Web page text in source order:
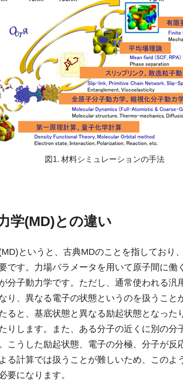
図1. 材料シミュレーションの手法
学(MD)との違い
というと、古典MDのことを指しており
です。力場パラメータを用いて原子間に働
分子動力学です。ただし、通常使われる汎
り、異なる電子の状態というのを扱うこと
ると、基底状態と異なる励起状態となった
りします。また、ある分子の近くに別の分
こうした励起状態、電子の分極、分子が反
る計算では扱うことが難しいため、このよ
要になります。